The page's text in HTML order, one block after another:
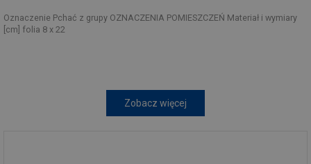
Oznaczenie Pchać z grupy OZNACZENIA POMIESZCZEŃ Materiał i wymiary
[cm] folia 8 x 22
Zobacz więcej